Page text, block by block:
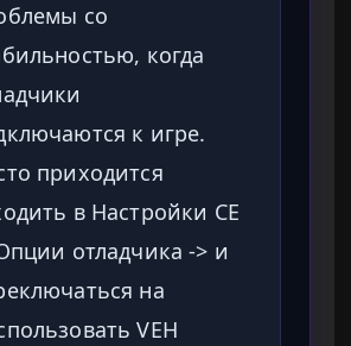
со
когда
к игре.
приходится
в Настройки CE
отладчика -> и
на
VEH